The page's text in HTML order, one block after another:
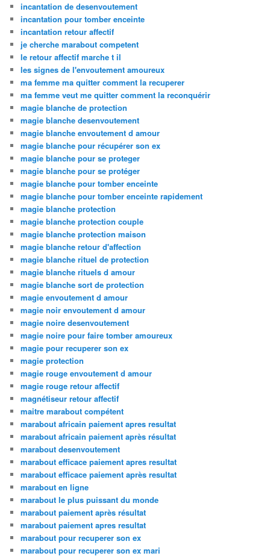
incantation de desenvoutement
incantation pour tomber enceinte
incantation retour affectif
je cherche marabout competent
le retour affectif marche t il
les signes de l'envoutement amoureux
ma femme ma quitter comment la recuperer
ma femme veut me quitter comment la reconquérir
magie blanche de protection
magie blanche desenvoutement
magie blanche envoutement d amour
magie blanche pour récupérer son ex
magie blanche pour se proteger
magie blanche pour se protéger
magie blanche pour tomber enceinte
magie blanche pour tomber enceinte rapidement
magie blanche protection
magie blanche protection couple
magie blanche protection maison
magie blanche retour d'affection
magie blanche rituel de protection
magie blanche rituels d amour
magie blanche sort de protection
magie envoutement d amour
magie noir envoutement d amour
magie noire desenvoutement
magie noire pour faire tomber amoureux
magie pour recuperer son ex
magie protection
magie rouge envoutement d amour
magie rouge retour affectif
magnétiseur retour affectif
maitre marabout compétent
marabout africain paiement apres resultat
marabout africain paiement après résultat
marabout desenvoutement
marabout efficace paiement apres resultat
marabout efficace paiement après resultat
marabout en ligne
marabout le plus puissant du monde
marabout paiement après résultat
marabout paiement apres resultat
marabout pour recuperer son ex
marabout pour recuperer son ex mari